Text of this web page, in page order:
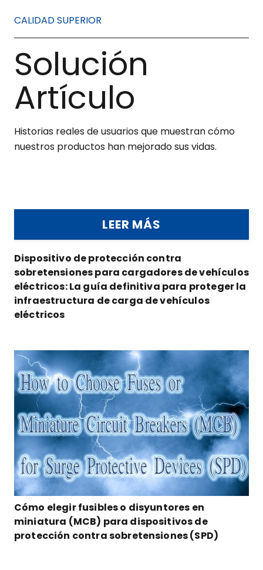
CALIDAD SUPERIOR
Solución
Artículo
Historias reales de usuarios que muestran cómo
nuestros productos han mejorado sus vidas.
LEER MÁS
Dispositivo de protección contra
sobretensiones para cargadores de vehículos
eléctricos: La guía definitiva para proteger la
infraestructura de carga de vehículos
eléctricos
Cómo elegir fusibles o disyuntores en
miniatura (MCB) para dispositivos de
protección contra sobretensiones (SPD)